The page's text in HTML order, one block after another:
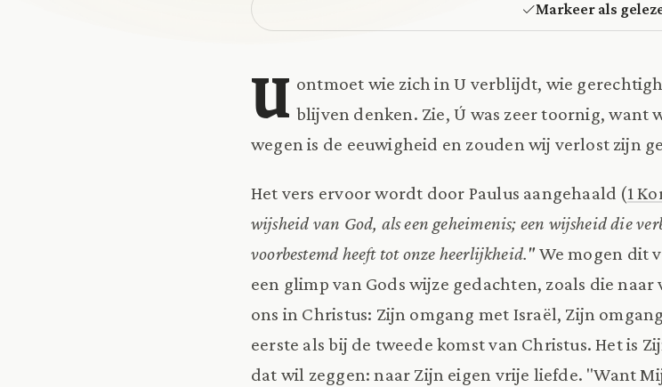
Markeer als
U ontmoet wie zich in U verblijdt, wie
blijven denken. Zie, Ú was zeer toornig, want
wegen is de eeuwigheid en zouden wij verlost zijn
Het vers ervoor wordt door Paulus aangehaald (1
wijsheid van God, als een geheimenis; een wijsheid die
voorbestemd heeft tot onze heerlijkheid." We mogen dit
een glimp van Gods wijze gedachten, zoals die
ons in Christus: Zijn omgang met Israël, Zijn
eerste als bij de tweede komst van Christus. Het is
dat wil zeggen: naar Zijn eigen vrije liefde. "Want